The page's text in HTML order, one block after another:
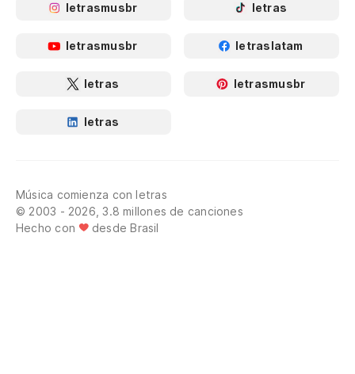
letrasmusbr letras
letrasmusbr letraslatam
letras letrasmusbr
letras
Música comienza con letras
© 2003 - 2026, 3.8 millones de canciones
Hecho con
desde Brasil